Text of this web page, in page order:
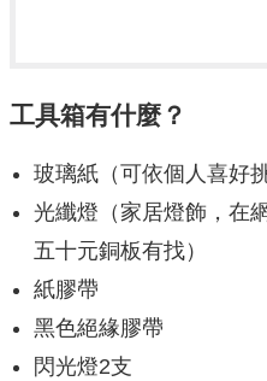
工具箱有什麼？
玻璃紙（可依個人喜好
光纖燈（家居燈飾，在
五十元銅板有找）
紙膠帶
黑色絕緣膠帶
閃光燈2支